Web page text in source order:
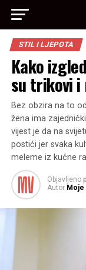
STIL I LJEPOTA
Kako
su trikovi
Bez obzira na to
žena ima
vijest je da na
postići jer svaka
meleme iz kućne
Objavljeno
Autor Moje